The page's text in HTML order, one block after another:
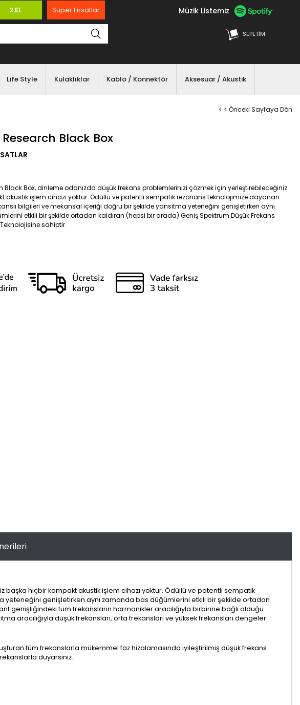
2.EL Süper Fırsatlar Müzik Listemiz
SEPETIM
Life Style Kulaklıklar Kablo / Konnektör Aksesuar / Akustik
< < Önceki Sayfaya Dön
Black Box
Black Box, dinleme odanızda düşük frekans problemlerinizi çözmek için yerleştirebileceğiniz
akustik işlem cihazı yoktur. Ödüllü ve patentli sempatik rezonans teknolojimize dayanan
bilgileri ve mekansal içeriği doğru bir şekilde yansıtma yeteneğini genişletirken aynı
etkili bir şekilde ortadan kaldıran (hepsi bir arada) Geniş Spektrum Düşük Frekans
Teknolojisine sahiptir.
hiçbir kompakt akustik işlem cihazı yoktur. Ödüllü ve patentli sempatik
yeteneğini genişletirken aynı zamanda bas düğümlerini etkili bir şekilde ortadan
genişliğindeki tüm frekansların harmonikler aracılığıyla birbirine bağlı olduğu
aracılığıyla düşük frekansları, orta frekansları ve yüksek frekansları dengeler.
tüm frekanslarla mükemmel faz hizalamasında iyileştirilmiş düşük frekans
duyarsınız.